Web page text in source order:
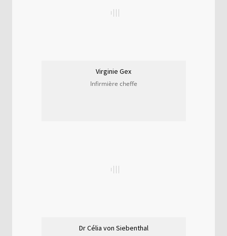
Virginie Gex
Infirmière cheffe
Dr Célia von Siebenthal